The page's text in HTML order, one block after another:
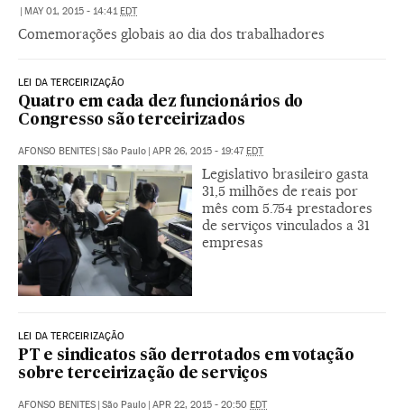
| MAY 01, 2015 - 14:41 EDT
Comemorações globais ao dia dos trabalhadores
LEI DA TERCEIRIZAÇÃO
Quatro em cada dez funcionários do
Congresso são terceirizados
AFONSO BENITES | São Paulo | APR 26, 2015 - 19:47EDT
Legislativo brasileiro gasta
31,5 milhões de reais por
mês com 5.754 prestadores
de serviços vinculados a 31
empresas
LEI DA TERCEIRIZAÇÃO
PT e sindicatos são derrotados em votação
sobre terceirização de serviços
AFONSO BENITES | São Paulo | APR 22, 2015 - 20:50 EDT